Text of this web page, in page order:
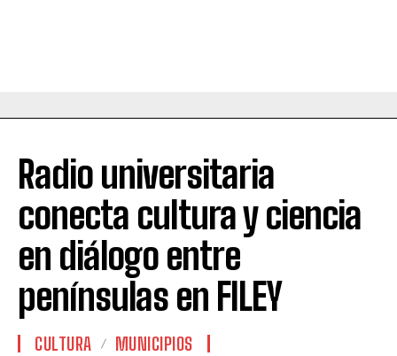
Radio universitaria
conecta cultura y ciencia
en diálogo entre
penínsulas en FILEY
CULTURA MUNICIPIOS